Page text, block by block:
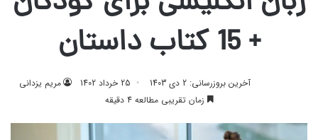
+ 15 کتاب داستان
مریم یزدانی 25 خرداد 1402
آخرین بروزرسانی: 2 دی 1403
زمان تقریبی مطالعه 4 دقیقه